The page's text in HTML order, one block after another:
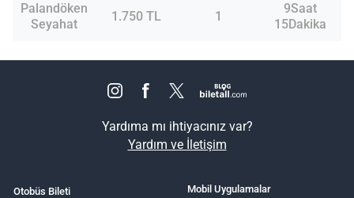
Palandöken
Seyahat
1.750 TL 1
9Saat
15Dakika
Yardıma mı ihtiyacınız var?
Yardım ve İletişim
Otobüs Bileti
Mobil Uygulamalar